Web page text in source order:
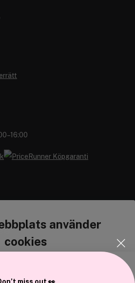
använder
cookies
för att anpassa innehållet och